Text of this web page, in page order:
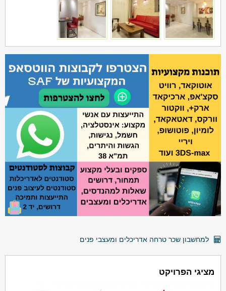
למחשבון שכר טרחה אדריכלים ומעצבי פנים
מציגי הפרויקט